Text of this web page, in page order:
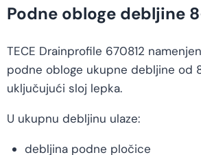
Podne obloge debljine
TECE Drainprofile 670812
podne obloge ukupne debljine od
uključujući sloj lepka.
U ukupnu debljinu ulaze:
debljina podne pločice